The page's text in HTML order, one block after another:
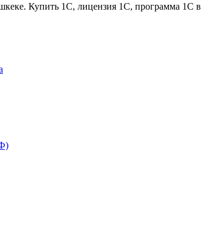
Купить 1С, лицензия 1С, программа 1С в